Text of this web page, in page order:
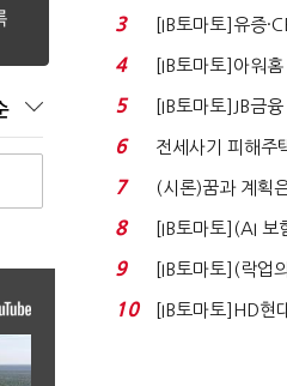
격…추미애, 20
3
[IB토마토]유증
닥 벌점 급증에 ...
4
[IB토마토]아워
340억 베팅…가
5
[IB토마토]JB금
실적 견인은 은행
6
전세사기 피해
누적 피해자 4만
7 (시론)꿈과 계획
8
[IB토마토](AI 보
80% 개선…현
9
[IB토마토](락업
자 첫날 매도…FI
10
[IB토마토]HD현